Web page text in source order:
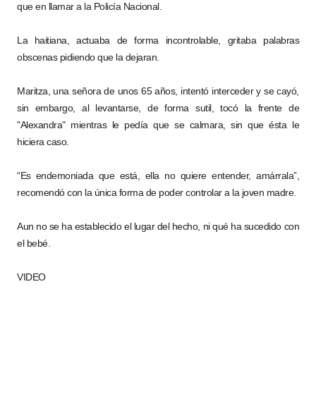
que en llamar a la Policía Nacional.
La haitiana, actuaba de forma incontrolable, gritaba palabras
obscenas pidiendo que la dejaran.
Maritza, una señora de unos 65 años, intentó interceder y se cayó,
sin embargo, al levantarse, de forma sutil, tocó la frente de
"Alexandra" mientras le pedía que se calmara, sin que ésta le
hiciera caso.
“Es endemoniada que está, ella no quiere entender, amárrala”,
recomendó con la única forma de poder controlar a la joven madre.
Aun no se ha establecido el lugar del hecho, ni qué ha sucedido con
el bebé.
VIDEO